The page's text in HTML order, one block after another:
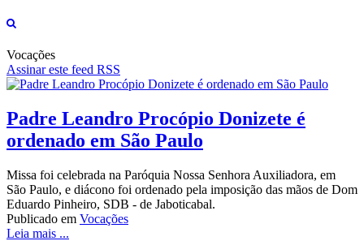
Vocações
Assinar este feed RSS
Padre Leandro Procópio Donizete é
ordenado em São Paulo
Missa foi celebrada na Paróquia Nossa Senhora Auxiliadora, em
São Paulo, e diácono foi ordenado pela imposição das mãos de Dom
Eduardo Pinheiro, SDB - de Jaboticabal.
Publicado em Vocações
Leia mais ...